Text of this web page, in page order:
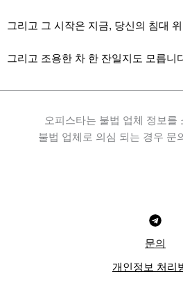
그리고 그 시작은 지금, 당신의 침대
그리고 조용한 차 한 잔일지도 모릅니
오피스타는 불법 업체 정보를
불법 업체로 의심 되는 경우 문
문의
개인정보 처리